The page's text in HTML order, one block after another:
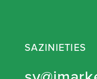
SAZINIETIES